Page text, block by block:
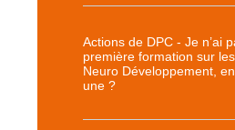
Actions de DPC - Je n’ai
première formation sur
Neuro Développement,
une ?